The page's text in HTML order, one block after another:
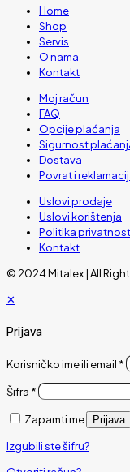
Home
Shop
Servis
O nama
Kontakt
Moj račun
FAQ
Opcije plaćanja
Sigurnost
Dostava
Povrat i
Uslovi prodaje
Uslovi korištenja
Politika
Kontakt
© 2024 Mitalex | All
✕
Prijava
Korisničko ime ili email *
Šifra *
Zapamti me Prijava
Izgubili ste šifru?